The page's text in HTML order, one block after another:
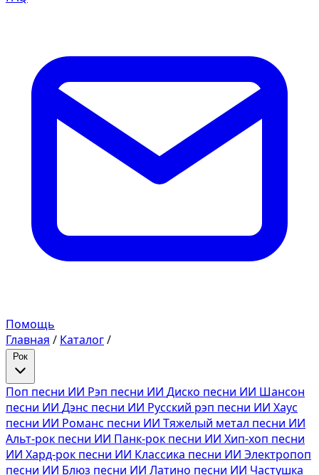
Помощь
Главная / Каталог/
Рок
Поп песни ИИ Рэп песни ИИ Диско песни ИИ Шансон
песни ИИ Дэнс песни ИИ Русский рэп песни ИИ Хаус
песни ИИ Романс песни ИИ Тяжелый метал песни ИИ
Альт-рок песни ИИ Панк-рок песни ИИ Хип-хоп песни
ИИ Хард-рок песни ИИ Классика песни ИИ Электропоп
песни ИИ Блюз песни ИИ Латино песни ИИ Частушка